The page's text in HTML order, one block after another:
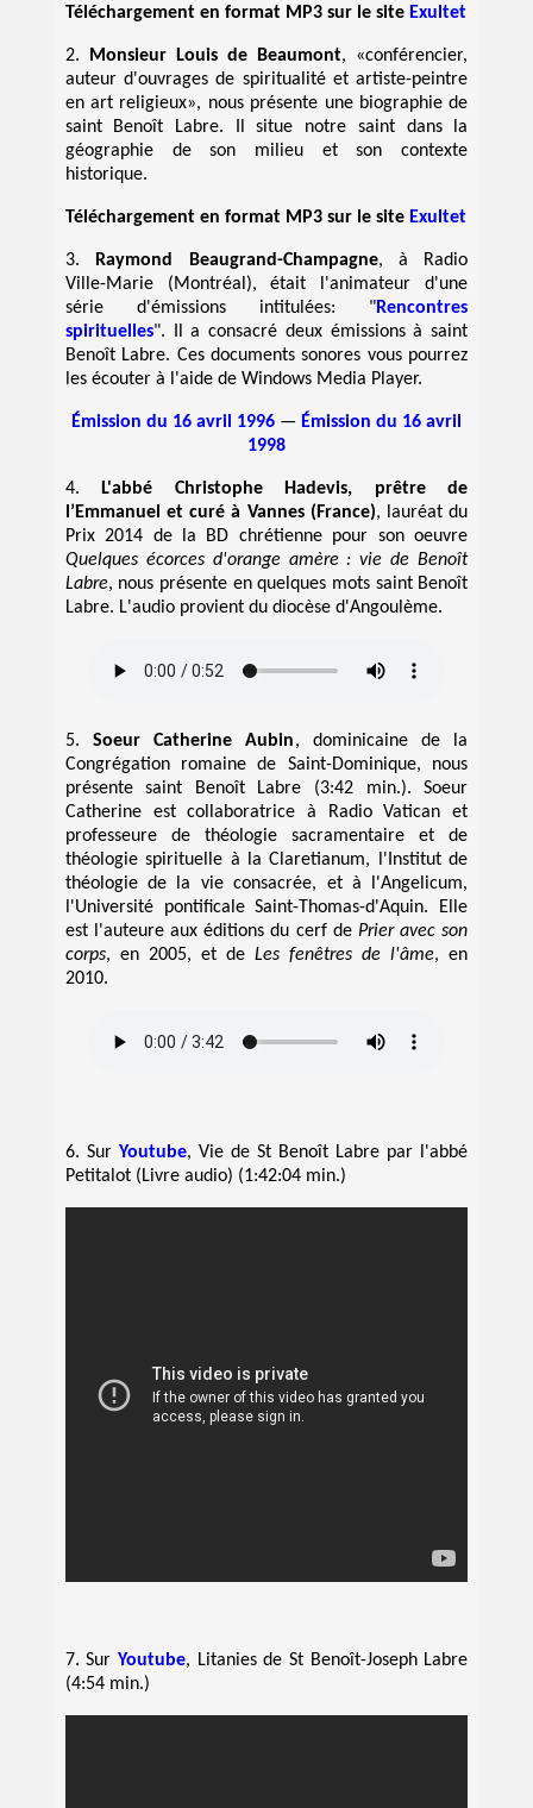
Téléchargement en format MP3 sur le site Exultet
2. Monsieur Louis de Beaumont, «conférencier,
auteur d'ouvrages de spiritualité et artiste-peintre
en art religieux», nous présente une biographie de
saint Benoît Labre. Il situe notre saint dans la
géographie de son milieu et son contexte
historique.
Téléchargement en format MP3 sur le site Exultet
3. Raymond Beaugrand-Champagne, à Radio
Ville-Marie (Montréal), était l'animateur d'une
série d'émissions intitulées: "Rencontres
spirituelles". Il a consacré deux émissions à saint
Benoît Labre. Ces documents sonores vous pourrez
les écouter à l'aide de Windows Media Player.
Émission du 16 avril 1996— Émission du 16 avril
1998
4.L'abbé Christophe Hadevis, prêtre de
l’Emmanuel et curé à Vannes (France), lauréat du
Prix 2014 de la BD chrétienne pour son oeuvre
Quelques écorces d'orange amère : vie de Benoît
Labre, nous présente en quelques mots saint Benoît
Labre. L'audio provient du diocèse d'Angoulème.
5.Soeur Catherine Aubin, dominicaine de la
Congrégation romaine de Saint-Dominique, nous
présente saint Benoît Labre (3:42 min.). Soeur
Catherine est collaboratrice à Radio Vatican et
professeure de théologie sacramentaire et de
théologie spirituelle à la Claretianum, l'Institut de
théologie de la vie consacrée, et à l'Angelicum,
l'Université pontificale Saint-Thomas-d'Aquin. Elle
est l'auteure aux éditions du cerf de Prier avec son
corps, en 2005, et deLes fenêtres de l'âme, en
2010.
6. Sur Youtube, Vie de St Benoît Labre par l'abbé
Petitalot (Livre audio) (1:42:04 min.)
7. SurYoutube, Litanies de St Benoît-Joseph Labre
(4:54 min.)